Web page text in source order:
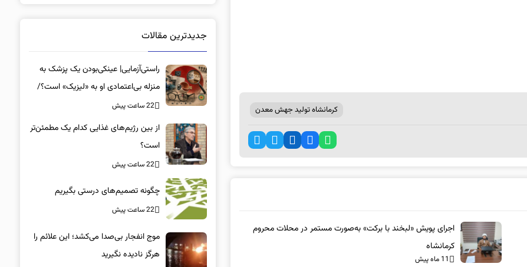
کرمانشاه تولید جهش معدن
اجرای پویش «لبخند با برکت» به‌صورت مستمر در محلات محروم
کرمانشاه
11 ماه پیش
جدیدترین مقالات
راستی‌آزمایی| عینکی‌بودن یک پزشک به
منزله بی‌اعتمادی او به «لیزیک» است؟/
جراحان، چشم فرزندان خود را لیزیک
می‌کنند؟
22 ساعت پیش
از بین رژیم‌های غذایی کدام یک مطمئن‌تر
است؟‌
22 ساعت پیش
چگونه تصمیم‌های درستی بگیریم
22 ساعت پیش
موج انفجار بی‌صدا می‌کشد؛ این علائم را
هرگز نادیده نگیرید